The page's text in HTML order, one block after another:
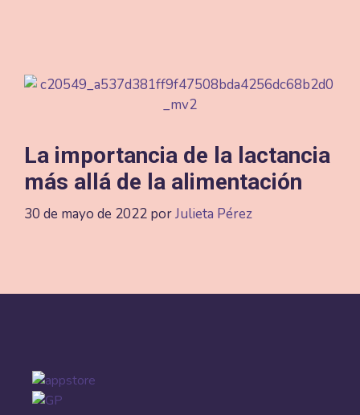
La importancia de la lactancia
más allá de la alimentación
30 de mayo de 2022 porJulieta Pérez